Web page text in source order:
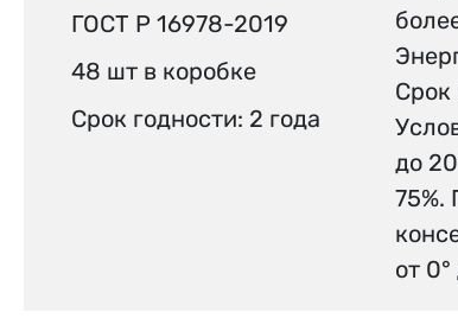
ГОСТ Р 16978-2019
48 шт в коробке
Срок годности: 2 года
Срок
до
75%.
от